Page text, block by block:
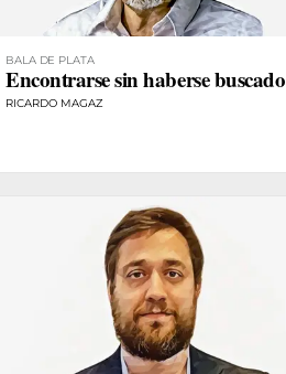
BALA DE PLATA
Encontrarse sin haberse buscado
RICARDO MAGAZ